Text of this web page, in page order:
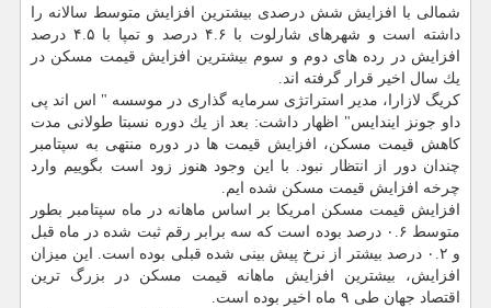
شمالی با افزایش شش درصدی بیشترین افزایش متوسط سالانه را
داشته است و شهرهای شارلوت با ۴.۶ درصد و تمپا با ۴.۵ درصد
افزایش در رده های دوم و سوم بیشترین افزایش قیمت مسكن در
یك سال اخیر قرار گرفته اند.
كریگ لازارا، مدیر استراتژی سرمایه گذاری در موسسه " اس اند پی
داو جونز ایندایس" اظهار داشت: بعد از یك دوره نسبتا طولانی مدت
كاهش قیمت مسكن، افزایش قیمت ها در دوره منتهی به سپتامبر
چندان دور از انتظار نبود. با این وجود هنوز زود است بگوییم وارد
چرخه افزایش قیمت مسكن شده ایم.
افزایش قیمت مسكن امریكا بر اساس ماهانه در ماه سپتامبر بطور
متوسط ۰.۶ درصد بوده است كه سه برابر رقم ثبت شده در ماه قبل
و ۰.۲ درصد بیشتر از نرخ پیش بینی شده قبلی بوده است. این میزان
افزایش، بیشترین افزایش ماهانه قیمت مسكن در بزرگ ترین
اقتصاد جهان طی ۹ ماه اخیر بوده است.